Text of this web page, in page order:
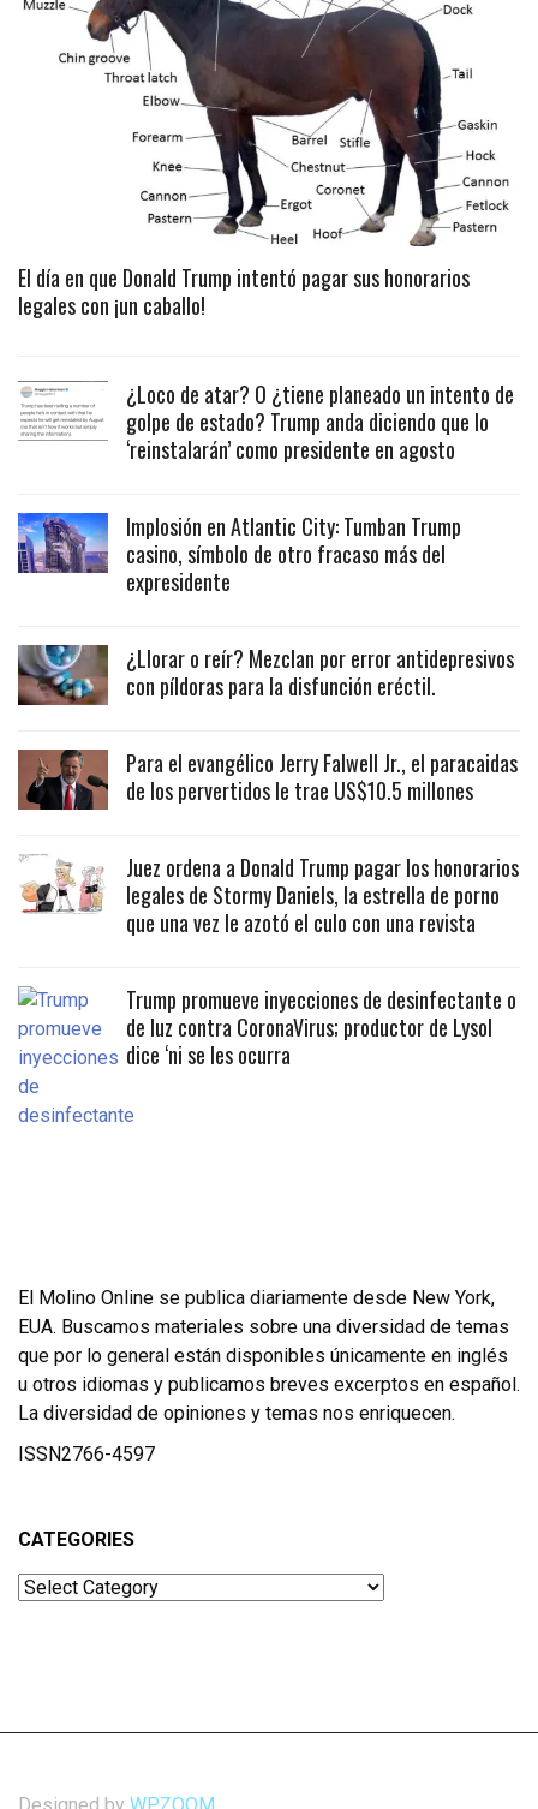
El día en que Donald Trump intentó pagar sus honorarios
legales con ¡un caballo!
¿Loco de atar? O ¿tiene planeado un intento de
golpe de estado? Trump anda diciendo que lo
‘reinstalarán’ como presidente en agosto
Implosión en Atlantic City: Tumban Trump
casino, símbolo de otro fracaso más del
expresidente
¿Llorar o reír? Mezclan por error antidepresivos
con píldoras para la disfunción eréctil.
Para el evangélico Jerry Falwell Jr., el paracaidas
de los pervertidos le trae US$10.5 millones
Juez ordena a Donald Trump pagar los honorarios
legales de Stormy Daniels, la estrella de porno
que una vez le azotó el culo con una revista
Trump promueve inyecciones de desinfectante o
de luz contra CoronaVirus; productor de Lysol
dice ‘ni se les ocurra
El Molino Online se publica diariamente desde New York,
EUA. Buscamos materiales sobre una diversidad de temas
que por lo general están disponibles únicamente en inglés
u otros idiomas y publicamos breves excerptos en español.
La diversidad de opiniones y temas nos enriquecen.
ISSN2766-4597
CATEGORIES
Categories